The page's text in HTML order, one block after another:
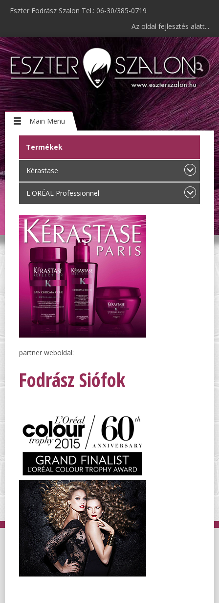
Eszter Fodrász Szalon Tel.: 06-30/385-0719
Az oldal fejlesztés alatt...
Main Menu
Termékek
Kérastase
L'ORÉAL Professionnel
partner weboldal:
Fodrász Siófok